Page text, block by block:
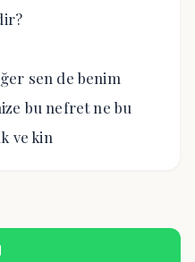
sen de benim
bu nefret ne bu
ve kin